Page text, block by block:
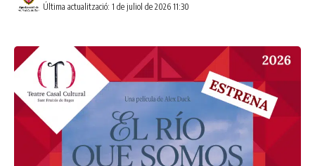
Última actualització: 1 de juliol de 2026 11:30